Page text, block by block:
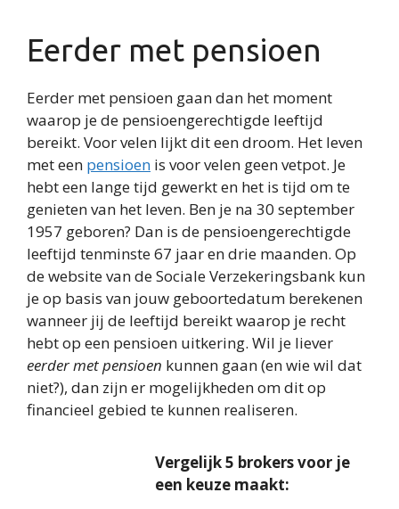
Eerder met pensioen
Eerder met pensioen gaan dan het moment
waarop je de pensioengerechtigde leeftijd
bereikt. Voor velen lijkt dit een droom. Het leven
met een pensioen is voor velen geen vetpot. Je
hebt een lange tijd gewerkt en het is tijd om te
genieten van het leven. Ben je na 30 september
1957 geboren? Dan is de pensioengerechtigde
leeftijd tenminste 67 jaar en drie maanden. Op
de website van de Sociale Verzekeringsbank kun
je op basis van jouw geboortedatum berekenen
wanneer jij de leeftijd bereikt waarop je recht
hebt op een pensioen uitkering. Wil je liever
eerder met pensioen kunnen gaan (en wie wil dat
niet?), dan zijn er mogelijkheden om dit op
financieel gebied te kunnen realiseren.
Vergelijk 5 brokers voor je
een keuze maakt: